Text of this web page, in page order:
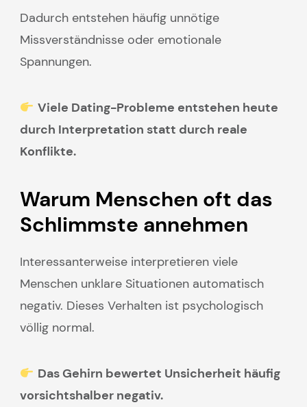
Dadurch entstehen häufig unnötige
Missverständnisse oder emotionale
Spannungen.
Viele Dating-Probleme entstehen heute
durch Interpretation statt durch reale
Konflikte.
Warum Menschen oft das
Schlimmste annehmen
Interessanterweise interpretieren viele
Menschen unklare Situationen automatisch
negativ. Dieses Verhalten ist psychologisch
völlig normal.
Das Gehirn bewertet Unsicherheit häufig
vorsichtshalber negativ.